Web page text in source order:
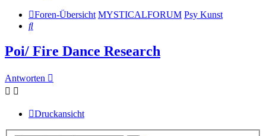
Foren-Übersicht MYSTICALFORUM Psy Kunst
Suche
Poi/ Fire Dance Research
Antworten
Druckansicht